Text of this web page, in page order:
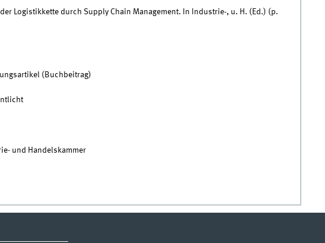
Logistikkette durch Supply Chain Management. In Industrie-, u. H. (Ed.) (p.
(Buchbeitrag)
und Handelskammer